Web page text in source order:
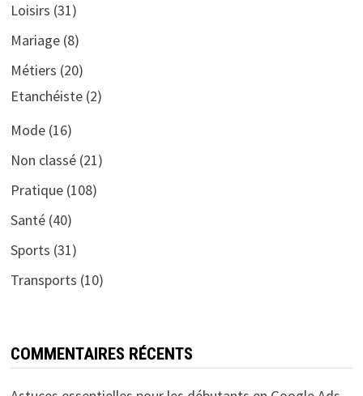
Loisirs (31)
Mariage(8)
Métiers (20)
Etanchéiste(2)
Mode(16)
Non classé(21)
Pratique(108)
Santé(40)
Sports (31)
Transports (10)
COMMENTAIRES RÉCENTS